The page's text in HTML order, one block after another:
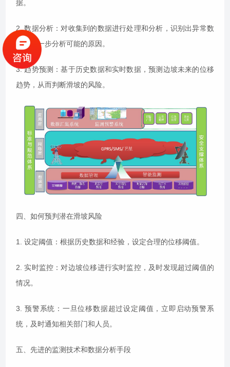
据。
2. 数据分析：对收集到的数据进行处理和分析，识别出异常数
据，进一步分析可能的原因。
3. 趋势预测：基于历史数据和实时数据，预测边坡未来的位移
趋势，从而判断滑坡的风险。
四、如何预判潜在滑坡风险
1. 设定阈值：根据历史数据和经验，设定合理的位移阈值。
2. 实时监控：对边坡位移进行实时监控，及时发现超过阈值的
情况。
3. 预警系统：一旦位移数据超过设定阈值，立即启动预警系
统，及时通知相关部门和人员。
五、先进的监测技术和数据分析手段